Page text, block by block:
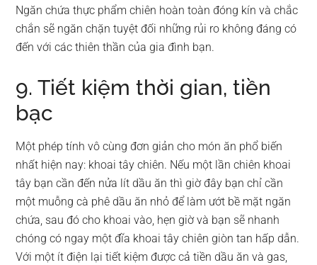
Ngăn chứa thực phẩm chiên hoàn toàn đóng kín và chắc
chắn sẽ ngăn chặn tuyệt đối những rủi ro không đáng có
đến với các thiên thần của gia đình bạn.
9. Tiết kiệm thời gian, tiền
bạc
Một phép tính vô cùng đơn giản cho món ăn phổ biến
nhất hiện nay: khoai tây chiên. Nếu một lần chiên khoai
tây bạn cần đến nửa lít dầu ăn thì giờ đây bạn chỉ cần
một muỗng cà phê dầu ăn nhỏ để làm ướt bề mặt ngăn
chứa, sau đó cho khoai vào, hẹn giờ và bạn sẽ nhanh
chóng có ngay một đĩa khoai tây chiên giòn tan hấp dẫn.
Với một ít điện lại tiết kiệm được cả tiền dầu ăn và gas,